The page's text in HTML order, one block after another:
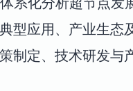
型应用、产业生态
制定、技术研发与